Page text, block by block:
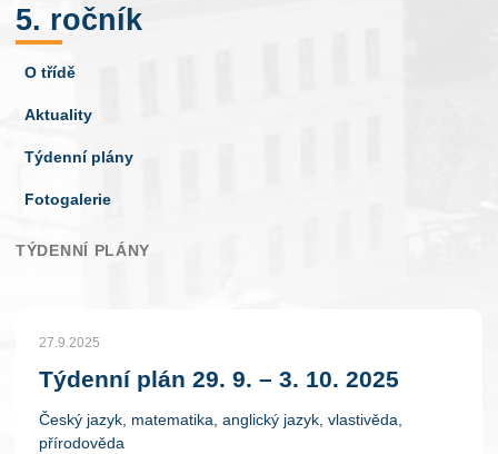
5. ročník
O třídě
Aktuality
Týdenní plány
Fotogalerie
TÝDENNÍ PLÁNY
27.9.2025
Týdenní plán 29. 9. – 3. 10. 2025
Český jazyk, matematika, anglický jazyk, vlastivěda,
přírodověda